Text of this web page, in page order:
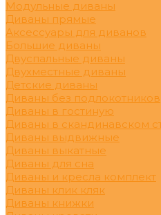
Модульные диваны
Диваны прямые
Аксессуары для диванов
Большие диваны
Двуспальные диваны
Двухместные диваны
Детские диваны
Диваны без подлокотников
Диваны в гостиную
Диваны в скандинавском
Диваны выдвижные
Диваны выкатные
Диваны для сна
Диваны и кресла комплект
Диваны клик кляк
Диваны книжки